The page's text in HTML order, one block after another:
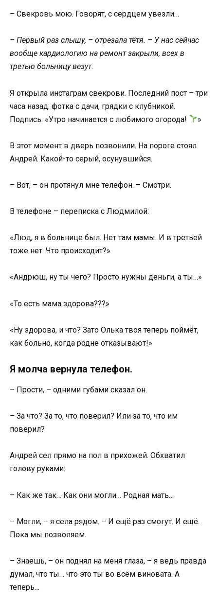
– Свекровь мою. Говорят, с сердцем увезли…
– Первый раз слышу, – отрезала тётя. – У нас сейчас
вообще кардиологию на ремонт закрыли, всех в
третью больницу везут.
Я открыла инстаграм свекрови. Последний пост – три
часа назад: фотка с дачи, грядки с клубникой.
Подпись: «Утро начинается с любимого огорода!
»
В этот момент в дверь позвонили. На пороге стоял
Андрей. Какой-то серый, осунувшийся.
– Вот, – он протянул мне телефон. – Смотри.
В телефоне – переписка с Людмилой:
«Люд, я в больнице был. Нет там мамы. И в третьей
тоже нет. Что происходит?»
«Андрюш, ну ты чего? Просто нужны деньги, а ты…»
«То есть мама здорова???»
«Ну здорова, и что? Зато Олька твоя теперь поймёт,
как больно, когда родне отказывают!»
Я молча вернула телефон.
– Прости, – одними губами сказал он.
– За что? За то, что поверил? Или за то, что им
поверил?
Андрей сел прямо на пол в прихожей. Обхватил
голову руками:
– Как же так… Как они могли… Родная мать…
– Могли, – я села рядом. – И ещё раз смогут. И ещё.
Пока мы позволяем.
– Знаешь, – он поднял на меня глаза, – я ведь правда
думал, что ты… что это ты во всём виновата. А
теперь…